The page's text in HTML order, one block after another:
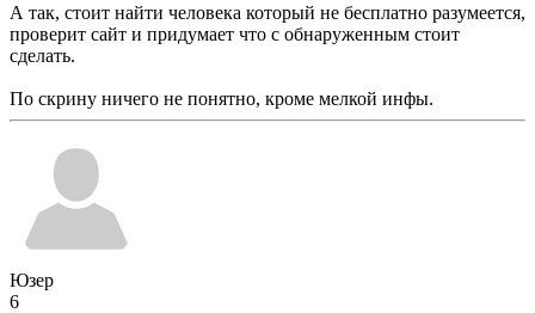
А так, стоит найти человека который не бесплатно разумеется,
проверит сайт и придумает что с обнаруженным стоит
сделать.
По скрину ничего не понятно, кроме мелкой инфы.
Юзер
6